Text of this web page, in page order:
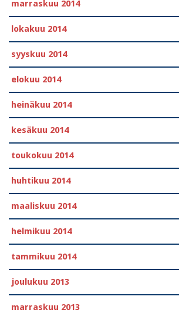
marraskuu 2014
lokakuu 2014
syyskuu 2014
elokuu 2014
heinäkuu 2014
kesäkuu 2014
toukokuu 2014
huhtikuu 2014
maaliskuu 2014
helmikuu 2014
tammikuu 2014
joulukuu 2013
marraskuu 2013